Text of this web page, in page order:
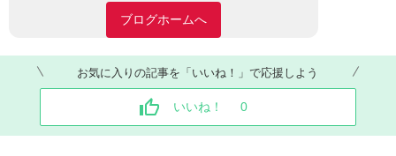
ブログホームへ
お気に入りの記事を「いいね！」で応援しよう
いいね！ 0